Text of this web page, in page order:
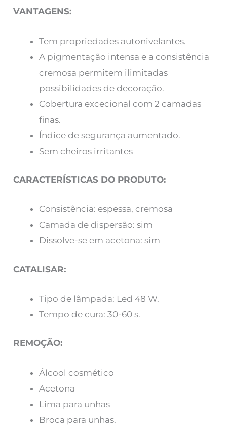
VANTAGENS:
Tem propriedades autonivelantes.
A pigmentação intensa e a consistência
cremosa permitem ilimitadas
possibilidades de decoração.
Cobertura excecional com 2 camadas
finas.
Índice de segurança aumentado.
Sem cheiros irritantes
CARACTERÍSTICAS DO PRODUTO:
Consistência: espessa, cremosa
Camada de dispersão: sim
Dissolve-se em acetona: sim
CATALISAR:
Tipo de lâmpada: Led 48 W.
Tempo de cura: 30-60 s.
REMOÇÃO:
Álcool cosmético
Acetona
Lima para unhas
Broca para unhas.